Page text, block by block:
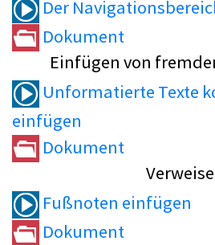
Der
Dokument
Einfügen von
Unformatierte Texte
einfügen
Dokument
Verweise
Fußnoten einfügen
Dokument